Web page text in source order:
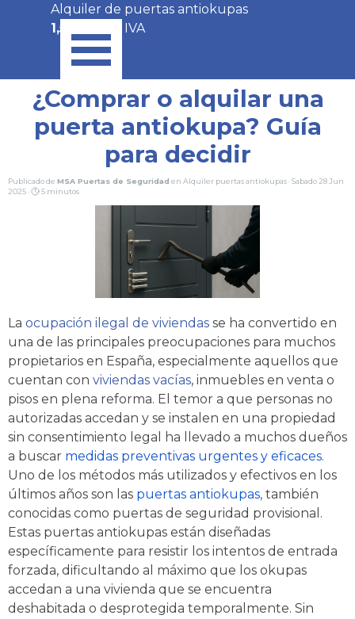
Vaya al Contenido
Saltar menú
Alquiler de puertas antiokupas
1,50€/día
+ IVA
¿Comprar o alquilar una
puerta antiokupa? Guía
para decidir
Publicado de MSA Puertas de Seguridad en Alquiler puertas antiokupas · Sabado 28 Jun
2025 ·
5 minutos
La ocupación ilegal de viviendas se ha convertido en
una de las principales preocupaciones para muchos
propietarios en España, especialmente aquellos que
cuentan con viviendas vacías, inmuebles en venta o
pisos en plena reforma. El temor a que personas no
autorizadas accedan y se instalen en una propiedad
sin consentimiento legal ha llevado a muchos dueños
a buscar medidas preventivas urgentes y eficaces.
Uno de los métodos más utilizados y efectivos en los
últimos años son las puertas antiokupas, también
conocidas como puertas de seguridad provisional.
Estas puertas antiokupas están diseñadas
específicamente para resistir los intentos de entrada
forzada, dificultando al máximo que los okupas
accedan a una vivienda que se encuentra
deshabitada o desprotegida temporalmente. Sin